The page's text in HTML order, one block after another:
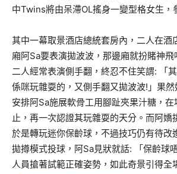
中Twins將由呆滯OL搖身一變型格女生，
其中一幕取景酒店總統套房內，二人在酒
廂阿Sa要表演拋波波，那邊廂就扮賭神
二人經常表演側手翻，終忍不住笑謂: 「
係咪玩雜耍的，又側手翻又拋波波!」果
安排阿Sa施展軟骨工用腳趾夾果汁糖，
止，再一次認證其玩雜耍的天分。而阿嬌
於是轉玩迷你保齡球，不過技巧仍有待改
拋撙模式投球，阿Sa見狀就話: 「保齡球
人員搶著試範正確姿勢，如此奇景引得全